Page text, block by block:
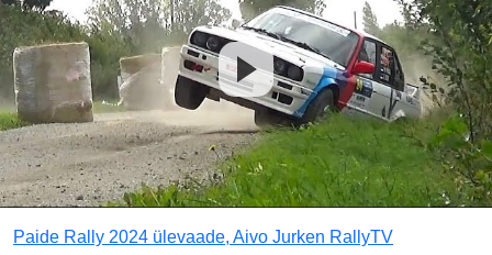
Paide Rally 2024 ülevaade, Aivo Jurken RallyTV